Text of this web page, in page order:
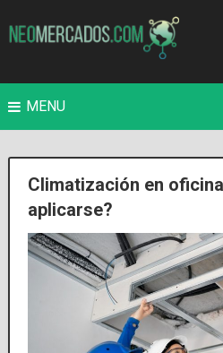
MENU
Climatización en
aplicarse?